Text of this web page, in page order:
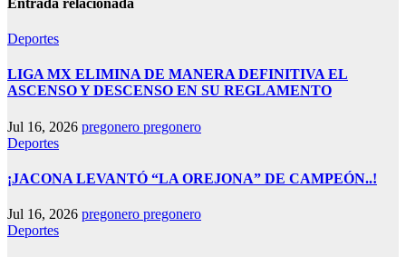
Entrada relacionada
Deportes
LIGA MX ELIMINA DE MANERA DEFINITIVA EL
ASCENSO Y DESCENSO EN SU REGLAMENTO
Jul 16, 2026 pregonero pregonero
Deportes
¡JACONA LEVANTÓ “LA OREJONA” DE CAMPEÓN..!
Jul 16, 2026 pregonero pregonero
Deportes